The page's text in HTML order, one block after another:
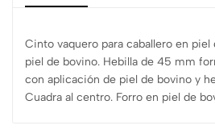
Cinto vaquero para caballero en piel
piel de bovino. Hebilla de 45 mm
con aplicación de piel de bovino y
Cuadra al centro. Forro en piel de